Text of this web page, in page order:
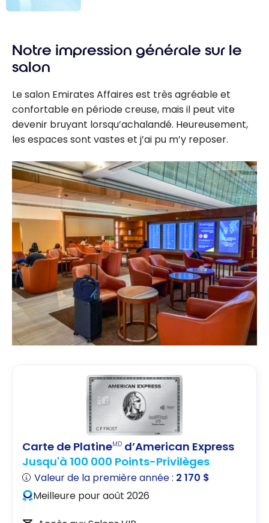
crédit pour les
salons VIP
Août 2026
Notre impression générale sur le
salon
Le salon Emirates Affaires est très agréable et
confortable en période creuse, mais il peut vite
devenir bruyant lorsqu’achalandé. Heureusement,
les espaces sont vastes et j’ai pu m’y reposer.
Carte de PlatineMD d’American Express
Jusqu'à 100 000 Points-Privilèges
Valeur de la première année : 2 170 $
Meilleure pour août 2026